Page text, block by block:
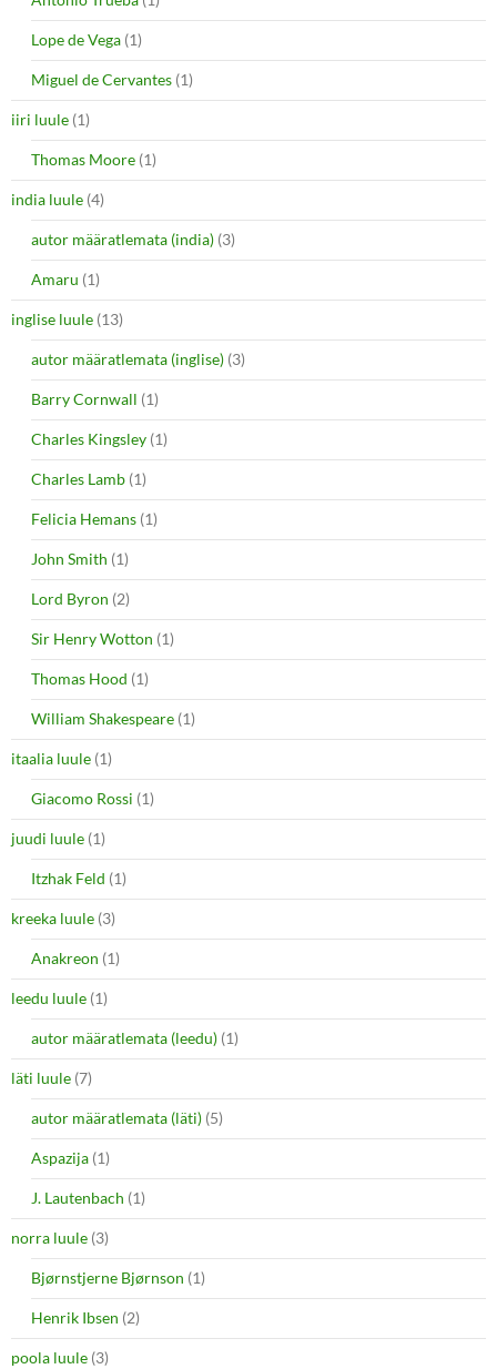
Lope de Vega (1)
Miguel de Cervantes (1)
iiri luule (1)
Thomas Moore (1)
india luule (4)
autor määratlemata (india) (3)
Amaru (1)
inglise luule (13)
autor määratlemata (inglise) (3)
Barry Cornwall (1)
Charles Kingsley (1)
Charles Lamb (1)
Felicia Hemans (1)
John Smith (1)
Lord Byron (2)
Sir Henry Wotton (1)
Thomas Hood (1)
William Shakespeare (1)
itaalia luule (1)
Giacomo Rossi (1)
juudi luule (1)
Itzhak Feld (1)
kreeka luule (3)
Anakreon (1)
leedu luule (1)
autor määratlemata (leedu) (1)
läti luule (7)
autor määratlemata (läti) (5)
Aspazija (1)
J. Lautenbach (1)
norra luule (3)
Bjørnstjerne Bjørnson (1)
Henrik Ibsen (2)
poola luule (3)